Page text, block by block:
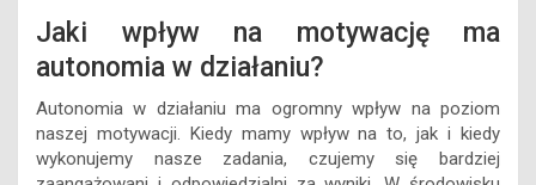
Jaki wpływ na motywację ma
autonomia w działaniu?
Autonomia w działaniu ma ogromny wpływ na poziom
naszej motywacji. Kiedy mamy wpływ na to, jak i kiedy
wykonujemy nasze zadania, czujemy się bardziej